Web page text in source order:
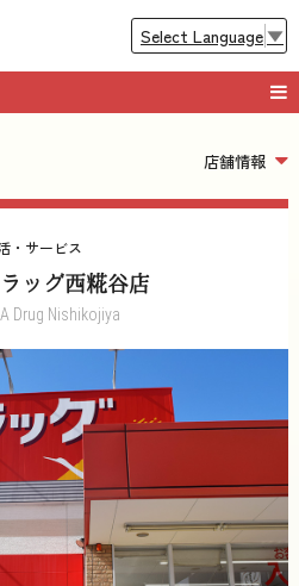
Select Language▼
店舗情報
・サービス
ッグ西糀谷店
Drug Nishikojiya